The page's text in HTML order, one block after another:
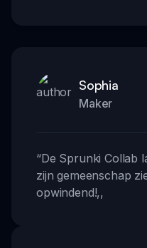
Sophia
Maker
“De Sprunki Collab
zijn gemeenschap
opwindend!,,